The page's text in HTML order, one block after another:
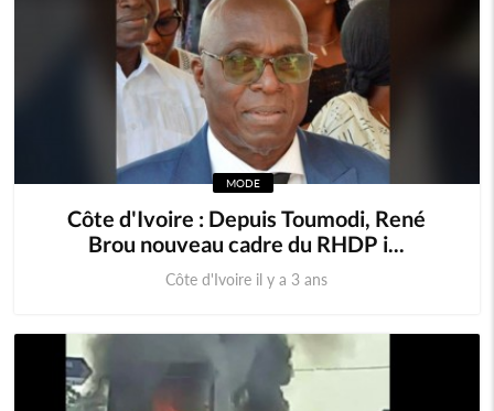
MODE
Côte d'Ivoire : Depuis Toumodi, René
Brou nouveau cadre du RHDP i...
Côte d'Ivoire il y a 3 ans